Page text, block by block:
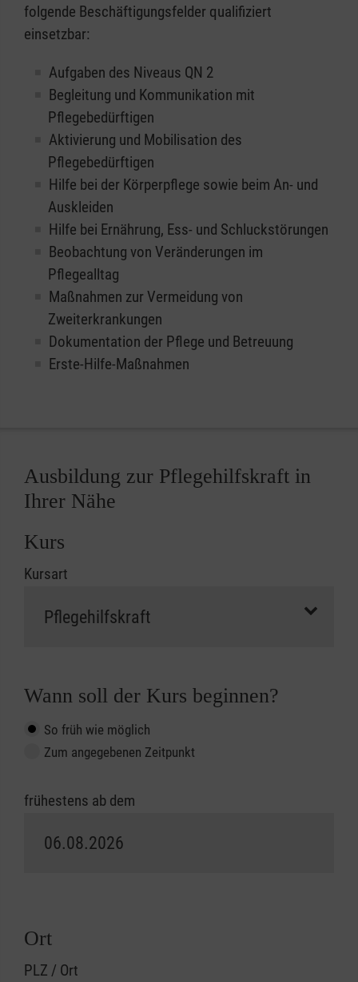
folgende Beschäftigungsfelder qualifiziert
einsetzbar:
Aufgaben des Niveaus QN 2
Begleitung und Kommunikation mit
Pflegebedürftigen
Aktivierung und Mobilisation des
Pflegebedürftigen
Hilfe bei der Körperpflege sowie beim An- und
Auskleiden
Hilfe bei Ernährung, Ess- und Schluckstörungen
Beobachtung von Veränderungen im
Pflegealltag
Maßnahmen zur Vermeidung von
Zweiterkrankungen
Dokumentation der Pflege und Betreuung
Erste-Hilfe-Maßnahmen
Ausbildung zur Pflegehilfskraft in
Ihrer Nähe
Kurs
Kursart
Wann soll der Kurs beginnen?
So früh wie möglich
Zum angegebenen Zeitpunkt
frühestens ab dem
Ort
PLZ / Ort